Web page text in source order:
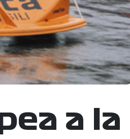
a la